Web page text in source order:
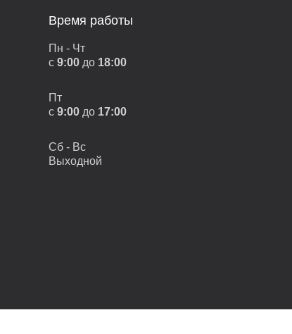
Время работы
Пн - Чт
с 9:00 до 18:00
Пт
с 9:00 до 17:00
Сб - Вс
Выходной